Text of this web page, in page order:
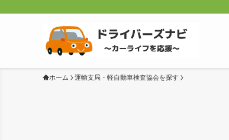
ホーム 運輸支局・軽自動車検査協会を探す